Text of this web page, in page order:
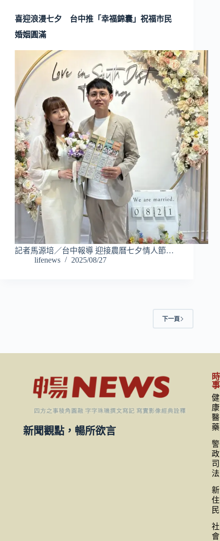
喜迎浪漫七夕 台中推「幸福錦囊」祝福市民
婚姻圓滿
記者馬源培／台中報導 迎接農曆七夕情人節…
lifenews
2025/08/27
下一頁
新聞觀點，暢所欲言
時
事
健
康
醫
藥
警
政
司
法
新
住
民
社
會